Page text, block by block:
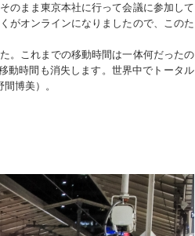
のまま東京本社に行って会議に参加して
がオンラインになりましたので、このた
。これまでの移動時間は一体何だったの
動時間も消失します。世界中でトータル
博美）。